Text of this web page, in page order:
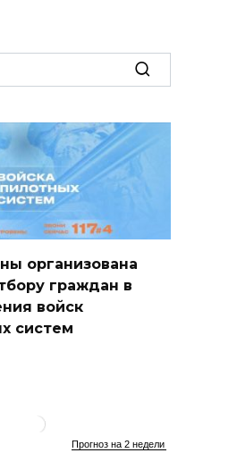
организована
граждан в
войск
систем